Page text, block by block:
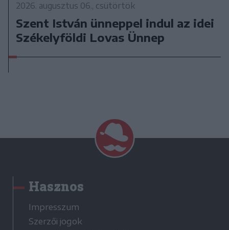
2026. augusztus 06., csütörtök
Szent István ünneppel indul az idei
Székelyföldi Lovas Ünnep
Hasznos
Impresszum
Szerzői jogok